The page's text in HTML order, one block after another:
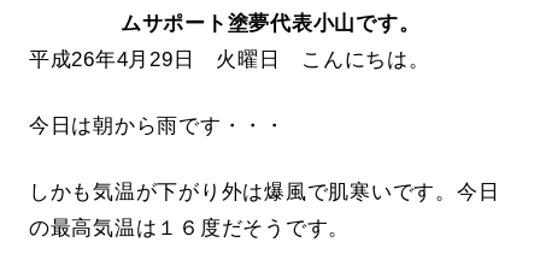
ムサポート塗夢代表小山です。
平成26年4月29日 火曜日 こんにちは。
今日は朝から雨です・・・
しかも気温が下がり外は爆風で肌寒いです。今日
の最高気温は１６度だそうです。